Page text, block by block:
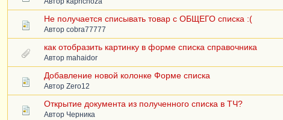
Не получается списывать товар с ОБЩЕГО списка :(
Автор cobra77777
как отобразить картинку в форме списка справочника
Автор mahaidor
Добавление новой колонке Форме списка
Автор Zero12
Открытие документа из полученного списка в ТЧ?
Автор Черника